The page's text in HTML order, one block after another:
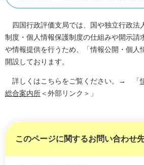
四国行政評価支局では、国や独立行政法
制度・個人情報保護制度の仕組みや開示請
や情報提供を行うため、「情報公開・個人
開設しております。
詳しくはこちらをご覧ください。→ 「
総合案内所＜外部リンク＞ 」
このページに関するお問い合わせ